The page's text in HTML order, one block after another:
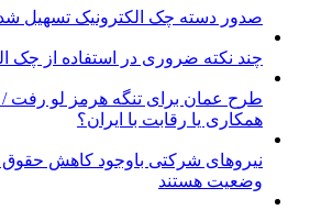
صدور دسته چک الکترونیک تسهیل
چند نکته ضروری در استفاده از چک
طرح عمان برای تنگه هرمز لو رفت /
همکاری یا رقابت با ایران؟
نیروهای شرکتی باوجود کاهش حقوق
وضعیت هستند